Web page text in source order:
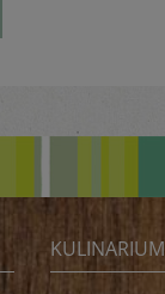
KULINARIUM